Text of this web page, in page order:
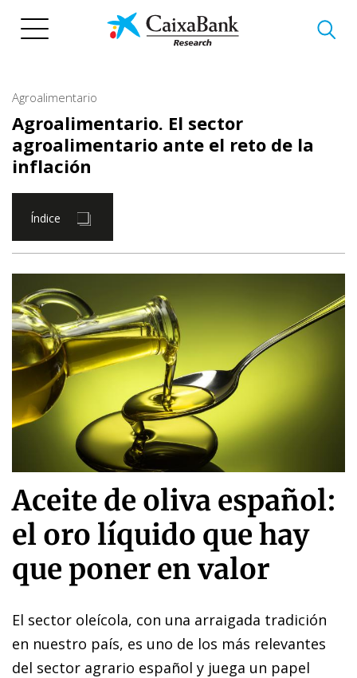
Agroalimentario
Agroalimentario. El sector
agroalimentario ante el reto de la
inflación
Índice
Aceite de oliva español:
el oro líquido que hay
que poner en valor
El sector oleícola, con una arraigada tradición
en nuestro país, es uno de los más relevantes
del sector agrario español y juega un papel